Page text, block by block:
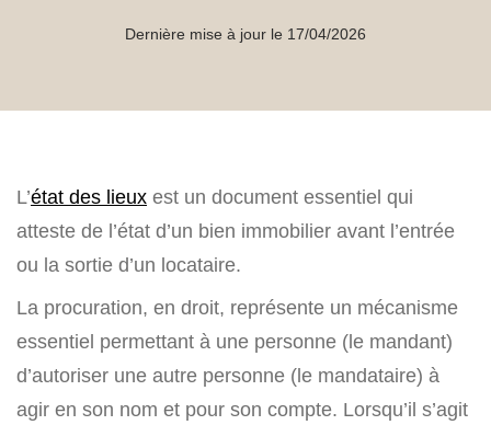
Dernière mise à jour le 17/04/2026
L’état des lieux est un document essentiel qui
atteste de l’état d’un bien immobilier avant l’entrée
ou la sortie d’un locataire.
La procuration, en droit, représente un mécanisme
essentiel permettant à une personne (le mandant)
d’autoriser une autre personne (le mandataire) à
agir en son nom et pour son compte. Lorsqu’il s’agit